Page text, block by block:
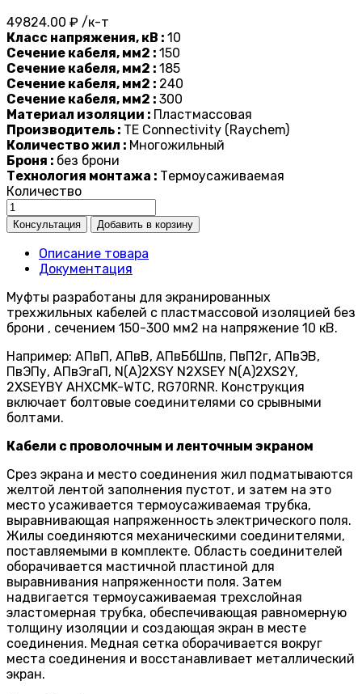
49824.00 ₽ /к-т
Класс напряжения, кВ : 10
Сечение кабеля, мм2 : 150
Сечение кабеля, мм2 : 185
Сечение кабеля, мм2 : 240
Сечение кабеля, мм2 : 300
Материал изоляции : Пластмассовая
Производитель : TE Connectivity (Raychem)
Количество жил : Многожильный
Броня : без брони
Технология монтажа : Термоусаживаемая
Количество
Описание товара
Документация
Муфты разработаны для экранированных
трехжильных кабелей с пластмассовой изоляцией без
брони , сечением 150-300 мм2 на напряжение 10 кВ.
Например: АПвП, АПвВ, АПвБбШпв, ПвП2г, АПвЭВ,
ПвЭПу, АПвЭгаП, N(A)2XSY N2XSEY N(A)2XS2Y,
2XSEYBY AHXCMK-WTC, RG70RNR. Конструкция
включает болтовые соединителями со срывными
болтами.
Кабели с проволочным и ленточным экраном
Срез экрана и место соединения жил подматываются
желтой лентой заполнения пустот, и затем на это
место усаживается термоусаживаемая трубка,
выравнивающая напряженность электрического поля.
Жилы соединяются механическими соединителями,
поставляемыми в комплекте. Область соединителей
оборачивается мастичной пластиной для
выравнивания напряженности поля. Затем
надвигается термоусаживаемая трехслойная
эластомерная трубка, обеспечивающая равномерную
толщину изоляции и создающая экран в месте
соединения. Медная сетка оборачивается вокруг
места соединения и восстанавливает металлический
экран.